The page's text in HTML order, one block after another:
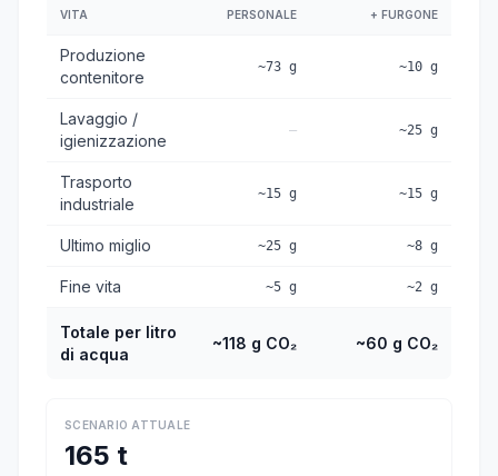
VITA
PERSONALE
+ FURGONE
Produzione
contenitore
~73 g ~10 g
Lavaggio /
igienizzazione
— ~25 g
Trasporto
industriale
~15 g ~15 g
Ultimo miglio ~25 g ~8 g
Fine vita ~5 g ~2 g
Totale per litro
di acqua
~118 g CO₂ ~60 g CO₂
SCENARIO ATTUALE
165 t